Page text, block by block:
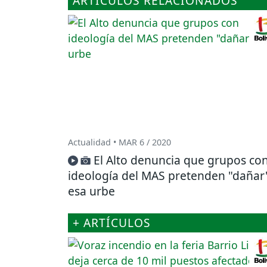
Actualidad • MAR 6 / 2020
El Alto denuncia que grupos
ideología del MAS pretenden
esa urbe
+ ARTÍCULOS